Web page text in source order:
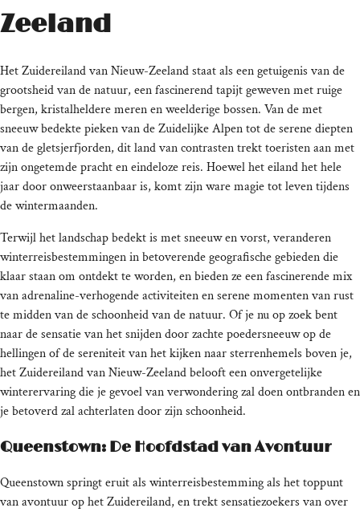
Zeeland
Het Zuidereiland van Nieuw-Zeeland staat als een getuigenis van de
grootsheid van de natuur, een fascinerend tapijt geweven met ruige
bergen, kristalheldere meren en weelderige bossen. Van de met
sneeuw bedekte pieken van de Zuidelijke Alpen tot de serene diepten
van de gletsjerfjorden, dit land van contrasten trekt toeristen aan met
zijn ongetemde pracht en eindeloze reis. Hoewel het eiland het hele
jaar door onweerstaanbaar is, komt zijn ware magie tot leven tijdens
de wintermaanden.
Terwijl het landschap bedekt is met sneeuw en vorst, veranderen
winterreisbestemmingen in betoverende geografische gebieden die
klaar staan om ontdekt te worden, en bieden ze een fascinerende mix
van adrenaline-verhogende activiteiten en serene momenten van rust
te midden van de schoonheid van de natuur. Of je nu op zoek bent
naar de sensatie van het snijden door zachte poedersneeuw op de
hellingen of de sereniteit van het kijken naar sterrenhemels boven je,
het Zuidereiland van Nieuw-Zeeland belooft een onvergetelijke
winterervaring die je gevoel van verwondering zal doen ontbranden en
je betoverd zal achterlaten door zijn schoonheid.
Queenstown: De Hoofdstad van Avontuur
Queenstown springt eruit als winterreisbestemming als het toppunt
van avontuur op het Zuidereiland, en trekt sensatiezoekers van over